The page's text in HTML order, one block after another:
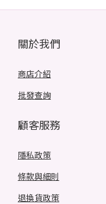
關於我們
商店介紹
批發查詢
顧客服務
隱私政策
條款與細則
退換貨政策